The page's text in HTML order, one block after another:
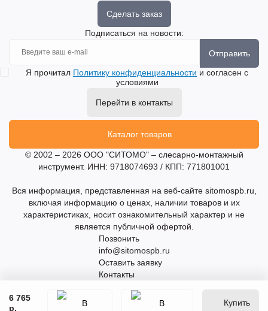
6 765
р.
Купить
Сделать заказ
Подписаться на новости:
Отправить
Я прочитал Политику конфиденциальности и согласен с
условиями
Перейти в контакты
Каталог товаров
© 2002 – 2026 ООО "СИТОМО" – слесарно-монтажный
инструмент. ИНН: 9718074693 / КПП: 771801001
Вся информация, представленная на веб-сайте sitomospb.ru,
включая информацию о ценах, наличии товаров и их
характеристиках, носит ознакомительный характер и не
является публичной офертой.
Позвонить
info@sitomospb.ru
Оставить заявку
Контакты